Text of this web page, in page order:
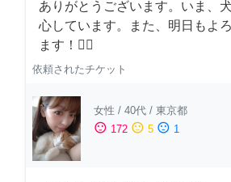
ありがとうございます。いま、
心しています。また、明日もよ
ます！🙇‍♂️
依頼されたチケット
女性 / 40代 / 東京都
sentiment_satisfied 172 sentiment_neutral 5 sentiment_dissatisfied 1